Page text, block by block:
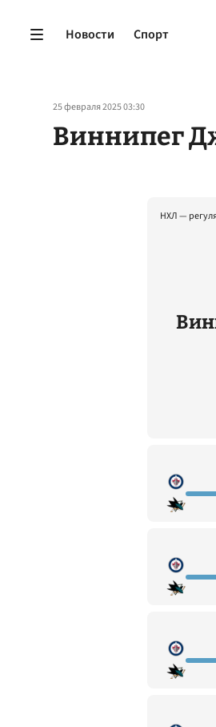
Новости Спорт
25 февраля 2025 03:30
Виннипег
НХЛ —